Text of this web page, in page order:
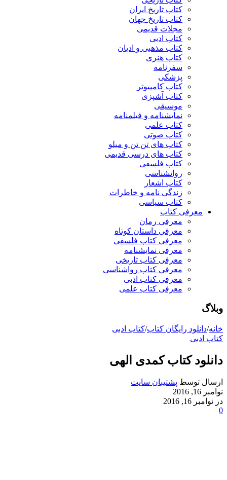
کتاب تاریخ ایران
کتاب تاریخ جهان
مجلات قدیمی
کتاب ادبی
کتاب مذهبی و ادیان
کتاب هنری
سفرنامه
پزشکی
کتاب کامپیوتر
کتاب آشپزی
موسیقی
نمایشنامه و فیلمنامه
کتاب علمی
کتاب صوتی
کتاب های تن تن و میلو
کتاب های درسی قدیمی
کتاب فلسفی
روانشناسی
کتاب اشعار
زندگی نامه و خاطرات
کتاب سیاسی
معرفی کتاب
معرفی رمان
معرفی داستان کوتاه
معرفی کتاب فلسفی
معرفی نمایشنامه
معرفی کتاب تاریخی
معرفی کتاب رواشناسی
معرفی کتاب ادبی
معرفی کتاب علمی
وبلاگ
خانه/دانلود رایگان کتاب/کتاب ادبی
کتاب ادبی
دانلود کتاب کمدی الهی
ارسال توسط پشتیبان سایت
نوامبر 16, 2016
در نوامبر 16, 2016
0